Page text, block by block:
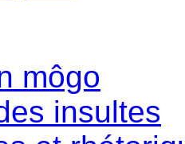
môgo
insultes